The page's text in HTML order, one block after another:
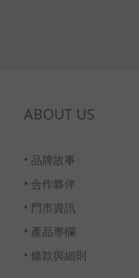
ABOUT US
• 品牌故事
• 合作夥伴
• 門市資訊
• 產品專欄
• 條款與細則